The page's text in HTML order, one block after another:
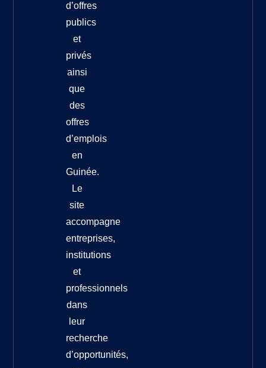
d’offres
publics
et
privés
ainsi
que
des
offres
d’emplois
en
Guinée.
Le
site
accompagne
entreprises,
institutions
et
professionnels
dans
leur
recherche
d’opportunités,